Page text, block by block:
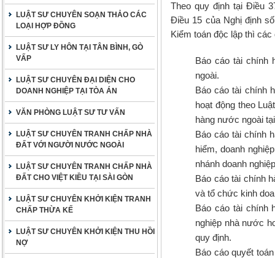
LUẬT SƯ CHUYÊN SOẠN THẢO CÁC
LOẠI HỢP ĐỒNG
LUẬT SƯ LY HÔN TẠI TÂN BÌNH, GÒ
VẤP
LUẬT SƯ CHUYÊN ĐẠI DIỆN CHO
DOANH NGHIỆP TẠI TÒA ÁN
VĂN PHÒNG LUẬT SƯ TƯ VẤN
LUẬT SƯ CHUYÊN TRANH CHẤP NHÀ
ĐẤT VỚI NGƯỜI NƯỚC NGOÀI
LUẬT SƯ CHUYÊN TRANH CHẤP NHÀ
ĐẤT CHO VIỆT KIỀU TẠI SÀI GÒN
LUẬT SƯ CHUYÊN KHỞI KIỆN TRANH
CHẤP THỪA KẾ
LUẬT SƯ CHUYÊN KHỞI KIỆN THU HỒI
NỢ
Theo quy định tại Điều
Điều 15 của Nghị định
Kiểm toán độc lập thì
Báo cáo tài chính
ngoài.
Báo cáo tài chính
hoạt động theo
hàng nước ngoài
Báo cáo tài chính
hiểm, doanh
nhánh doanh
Báo cáo tài chính
và tổ chức kinh
Báo cáo tài chính
nghiệp nhà nước
quy định.
Báo cáo quyết